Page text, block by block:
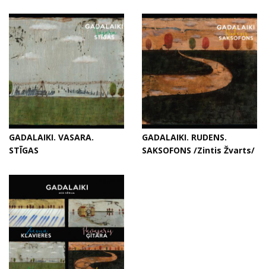
GADALAIKI. VASARA.
STĪGAS
GADALAIKI. RUDENS.
SAKSOFONS /Zintis Žvarts/